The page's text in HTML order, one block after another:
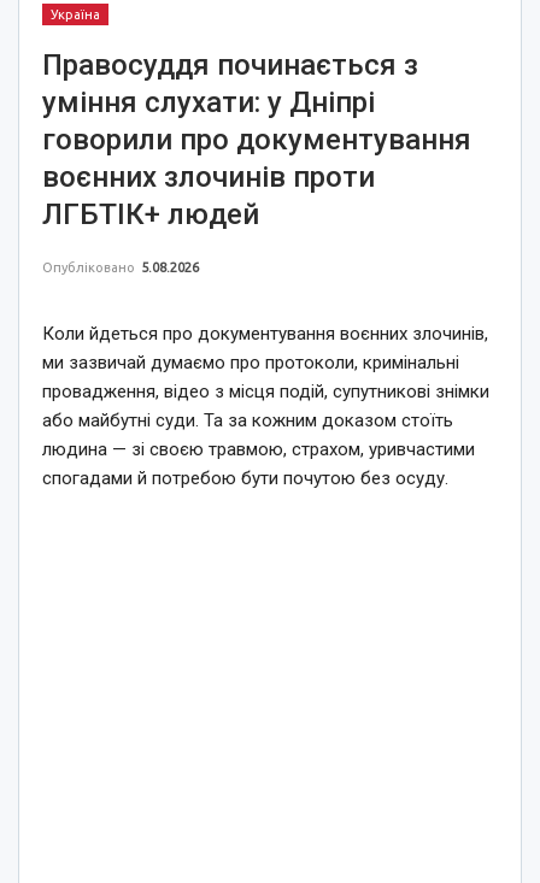
Україна
Правосуддя починається з
уміння слухати: у Дніпрі
говорили про документування
воєнних злочинів проти
ЛГБТІК+ людей
Опубліковано 5.08.2026
Коли йдеться про документування воєнних злочинів,
ми зазвичай думаємо про протоколи, кримінальні
провадження, відео з місця подій, супутникові знімки
або майбутні суди. Та за кожним доказом стоїть
людина — зі своєю травмою, страхом, уривчастими
спогадами й потребою бути почутою без осуду.